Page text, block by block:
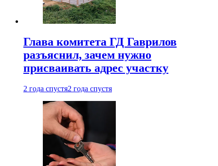
Глава комитета ГД Гаврилов
разъяснил, зачем нужно
присваивать адрес участку
2 года спустя2 года спустя